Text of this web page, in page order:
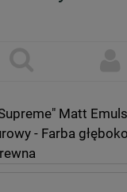
Matt
- Farba